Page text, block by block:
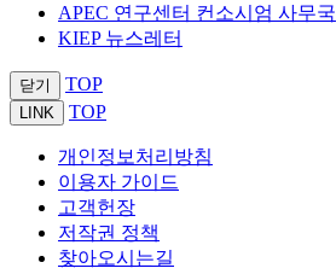
APEC 연구센터 컨소시엄 사무국
KIEP 뉴스레터
닫기 TOP
LINK TOP
개인정보처리방침
이용자 가이드
고객헌장
저작권 정책
찾아오시는길